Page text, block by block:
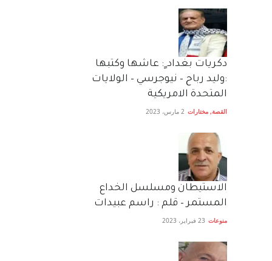
دكريات بغداد ٍ: عاشها وكتبها
:وليد رباح – نيوجرسي – الولايات
المتحدة الامريكية
القصة, مختارات 2 مارس، 2023
الاستيطان ومسلسل الخداع
المستمر – قلم : راسم عبيدات
منوعات 23 فبراير، 2023